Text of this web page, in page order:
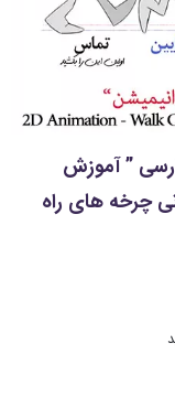
” آموزش
چرخه های راه